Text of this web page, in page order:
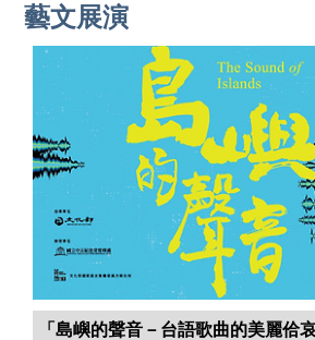
藝文展演
「島嶼的聲音－台語歌曲的美麗佮